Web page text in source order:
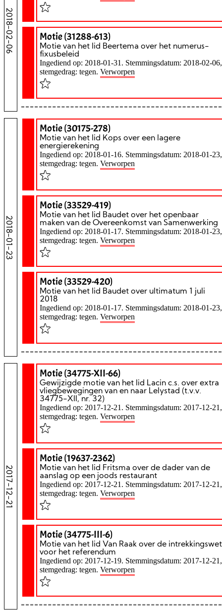
2018-02-06 Motie (31288-613)
Motie van het lid Beertema over het numerus-
fixusbeleid
Ingediend op: 2018-01-31. Stemmingsdatum: 2018-02-06,
stemgedrag: tegen. Verworpen
2018-01-23
Motie (30175-278)
Motie van het lid Kops over een lagere
energierekening
Ingediend op: 2018-01-16. Stemmingsdatum: 2018-01-23,
stemgedrag: tegen. Verworpen
Motie (33529-419)
Motie van het lid Baudet over het openbaar
maken van de Overeenkomst van Samenwerking
Ingediend op: 2018-01-17. Stemmingsdatum: 2018-01-23,
stemgedrag: tegen. Verworpen
Motie (33529-420)
Motie van het lid Baudet over ultimatum 1 juli
2018
Ingediend op: 2018-01-17. Stemmingsdatum: 2018-01-23,
stemgedrag: tegen. Verworpen
2017-12-21
Motie (34775-XII-66)
Gewijzigde motie van het lid Lacin c.s. over extra
vliegbewegingen van en naar Lelystad (t.v.v.
34775-XII, nr. 32)
Ingediend op: 2017-12-21. Stemmingsdatum: 2017-12-21,
stemgedrag: tegen. Verworpen
Motie (19637-2362)
Motie van het lid Fritsma over de dader van de
aanslag op een joods restaurant
Ingediend op: 2017-12-21. Stemmingsdatum: 2017-12-21,
stemgedrag: tegen. Verworpen
Motie (34775-III-6)
Motie van het lid Van Raak over de intrekkingswet
voor het referendum
Ingediend op: 2017-12-19. Stemmingsdatum: 2017-12-21,
stemgedrag: tegen. Verworpen